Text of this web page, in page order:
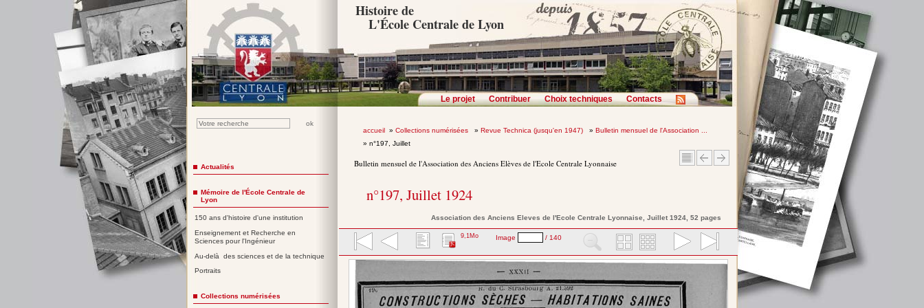
Histoire de
L'École Centrale de Lyon
Le projet Contribuer Choix techniques Contacts
accueil» Collections numérisées » Revue Technica (jusqu'en 1947) » Bulletin mensuel de l'Association ...
» n°197, Juillet
Bulletin mensuel de l'Association des Anciens Elèves de l'Ecole Centrale Lyonnaise
n°197, Juillet 1924
Association des Anciens Eleves de l'Ecole Centrale Lyonnaise, Juillet 1924, 52 pages
9,1Mo Image / 140
Actualités
Mémoire de l'École Centrale de
Lyon
150 ans d'histoire d'une institution
Enseignement et Recherche en
Sciences pour l'Ingénieur
Au-delà des sciences et de la technique
Portraits
Collections numérisées